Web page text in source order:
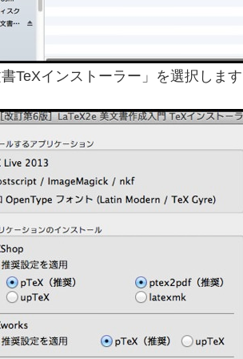
TeXインストーラー」を選択しま